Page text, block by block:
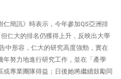
簡訊》時表示，今年參加QS亞洲排
仁大的排名仍獲得上升，反映出大學
中形容，仁大的研究高度強勁，實在
年努力地進行研究工作，並在「產學
專業團隊得益；日後她將繼續鼓勵同